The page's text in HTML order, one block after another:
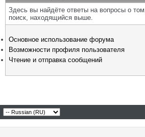
Здесь вы найдёте ответы на вопросы о
поиск, находящийся выше.
Основное использование форума
Возможности профиля пользователя
Чтение и отправка сообщений